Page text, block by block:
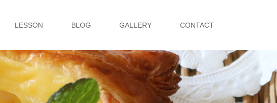
LESSON BLOG GALLERY CONTACT